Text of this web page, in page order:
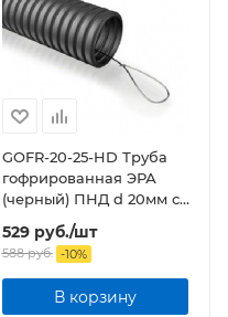
GOFR-20-25-HD Труба
гофрированная ЭРА
(черный) ПНД d 20мм с
зонд. легкая 25м бухта
529руб./шт
588руб. -10%
В корзину